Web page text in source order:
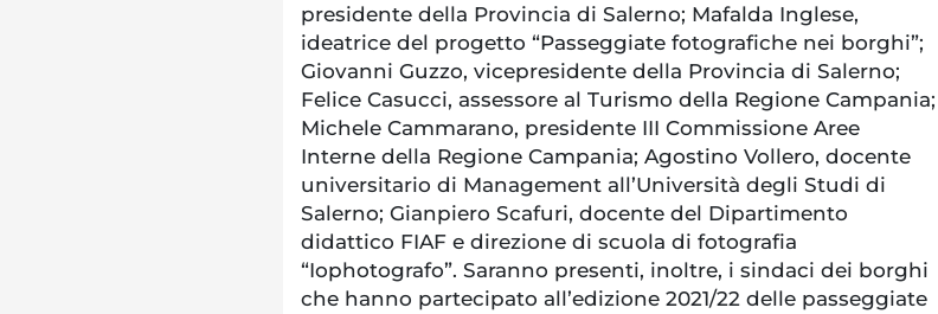
presidente della Provincia di Salerno; Mafalda Inglese,
ideatrice del progetto “Passeggiate fotografiche nei borghi”;
Giovanni Guzzo, vicepresidente della Provincia di Salerno;
Felice Casucci, assessore al Turismo della Regione Campania;
Michele Cammarano, presidente III Commissione Aree
Interne della Regione Campania; Agostino Vollero, docente
universitario di Management all’Università degli Studi di
Salerno; Gianpiero Scafuri, docente del Dipartimento
didattico FIAF e direzione di scuola di fotografia
“Iophotografo”. Saranno presenti, inoltre, i sindaci dei borghi
che hanno partecipato all’edizione 2021/22 delle passeggiate